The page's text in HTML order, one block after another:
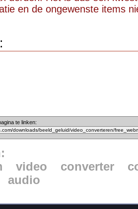
en de ongewenste items
te linken:
video converter
audio